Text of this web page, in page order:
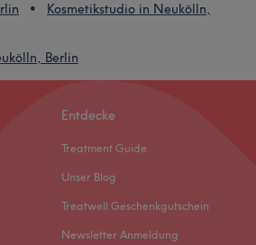
Kosmetikstudio in Neukölln,
Berlin
Entdecke
Treatment Guide
Unser Blog
Treatwell Geschenkgutschein
Newsletter Anmeldung